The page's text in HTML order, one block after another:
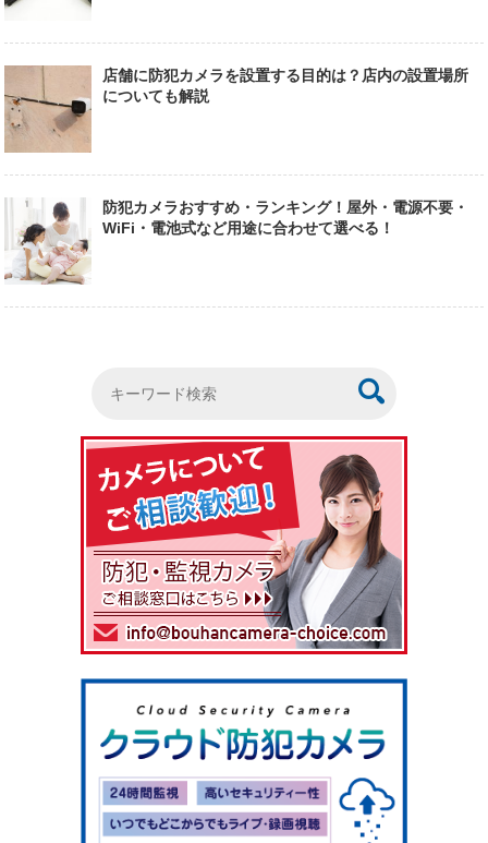
店舗に防犯カメラを設置する目的は？店内の設置場所
についても解説
防犯カメラおすすめ・ランキング！屋外・電源不要・
WiFi・電池式など用途に合わせて選べる！